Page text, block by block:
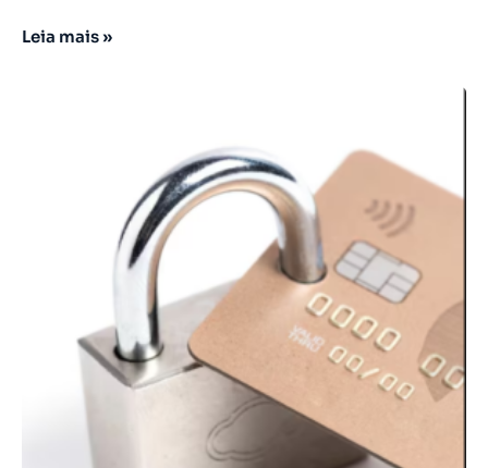
Leia mais »